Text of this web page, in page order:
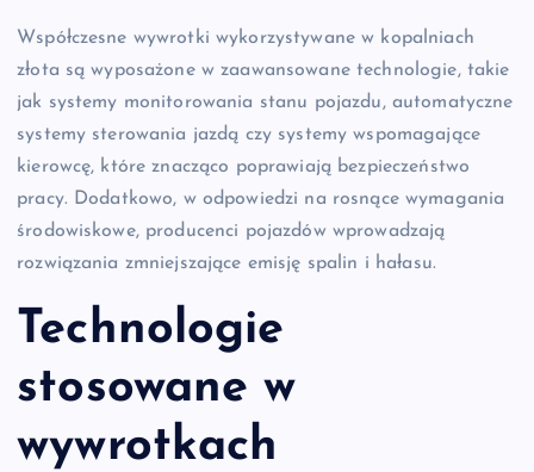
Współczesne wywrotki wykorzystywane w kopalniach
złota są wyposażone w zaawansowane technologie, takie
jak systemy monitorowania stanu pojazdu, automatyczne
systemy sterowania jazdą czy systemy wspomagające
kierowcę, które znacząco poprawiają bezpieczeństwo
pracy. Dodatkowo, w odpowiedzi na rosnące wymagania
środowiskowe, producenci pojazdów wprowadzają
rozwiązania zmniejszające emisję spalin i hałasu.
Technologie
stosowane w
wywrotkach